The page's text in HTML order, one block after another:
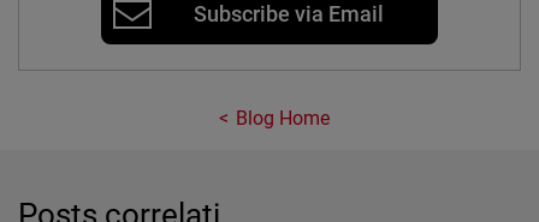
Subscribe via Email
Blog Home
Posts correlati